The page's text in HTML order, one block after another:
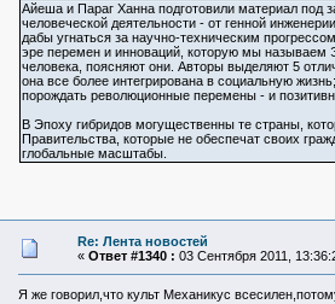
Айеша и Параг Ханна подготовили материал под
человеческой деятельности - от генной
дабы угнаться за научно-техническим
эре перемен и инноваций, которую мы
человека, поясняют они. Авторы выделяют 5
она все более интегрирована в социальную
порождать революционные перемены - и
В Эпоху гибридов могущественны те страны,
Правительства, которые не обеспечат своих
глобальные масштабы.
Re: Лента новостей
« Ответ #1340 : 03 Сентября 2011,
Я же говорил,что культ Механикус